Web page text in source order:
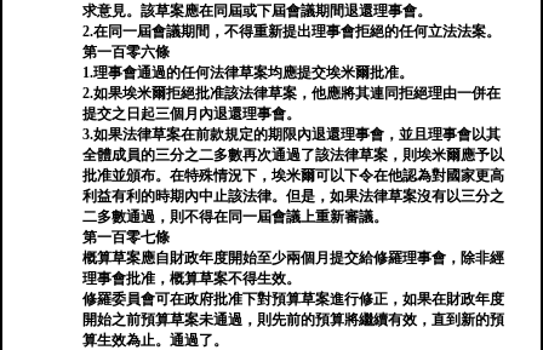
求意見。該草案應在同屆或下屆會議期間退還理事會。
2.在同一屆會議期間，不得重新提出理事會拒絕的任何立法法案。
第一百零六條
1.理事會通過的任何法律草案均應提交埃米爾批准。
2.如果埃米爾拒絕批准該法律草案，他應將其連同拒絕理由一併在
提交之日起三個月內退還理事會。
3.如果法律草案在前款規定的期限內退還理事會，並且理事會以其
全體成員的三分之二多數再次通過了該法律草案，則埃米爾應予以
批准並頒布。在特殊情況下，埃米爾可以下令在他認為對國家更高
利益有利的時期內中止該法律。但是，如果法律草案沒有以三分之
二多數通過，則不得在同一屆會議上重新審議。
第一百零七條
概算草案應自財政年度開始至少兩個月提交給修羅理事會，除非經
理事會批准，概算草案不得生效。
修羅委員會可在政府批准下對預算草案進行修正，如果在財政年度
開始之前預算草案未通過，則先前的預算將繼續有效，直到新的預
算生效為止。通過了。